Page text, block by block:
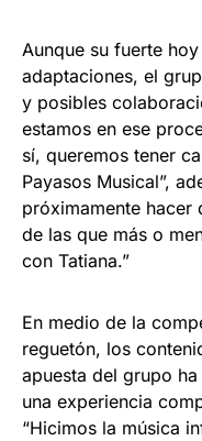
Aunque su fuerte
adaptaciones, el
y posibles
estamos en ese
sí, queremos tener
Payasos Musical”,
próximamente hacer
de las que más o
con Tatiana.”
En medio de la
reguetón, los
apuesta del grupo
una experiencia
“Hicimos la música